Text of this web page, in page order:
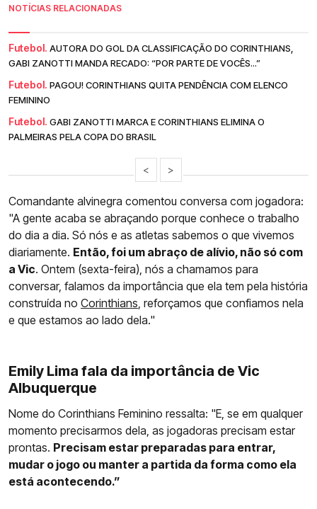
NOTÍCIAS RELACIONADAS
Futebol. AUTORA DO GOL DA CLASSIFICAÇÃO DO CORINTHIANS,
GABI ZANOTTI MANDA RECADO: “POR PARTE DE VOCÊS...”
Futebol. PAGOU! CORINTHIANS QUITA PENDÊNCIA COM ELENCO
FEMININO
Futebol. GABI ZANOTTI MARCA E CORINTHIANS ELIMINA O
PALMEIRAS PELA COPA DO BRASIL
< >
Comandante alvinegra comentou conversa com jogadora:
"A gente acaba se abraçando porque conhece o trabalho
do dia a dia. Só nós e as atletas sabemos o que vivemos
diariamente. Então, foi um abraço de alívio, não só com
a Vic. Ontem (sexta-feira), nós a chamamos para
conversar, falamos da importância que ela tem pela história
construída no Corinthians , reforçamos que confiamos nela
e que estamos ao lado dela."
Emily Lima fala da importância de Vic
Albuquerque
Nome do Corinthians Feminino ressalta: "E, se em qualquer
momento precisarmos dela, as jogadoras precisam estar
prontas. Precisam estar preparadas para entrar,
mudar o jogo ou manter a partida da forma como ela
está acontecendo.”